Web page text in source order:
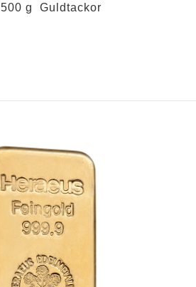
500 g Guldtackor